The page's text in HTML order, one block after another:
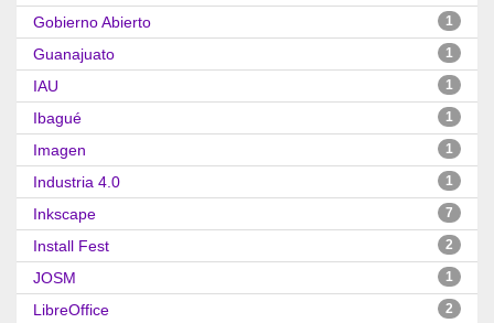
Gobierno Abierto 1
Guanajuato 1
IAU 1
Ibagué 1
Imagen 1
Industria 4.0 1
Inkscape 7
Install Fest 2
JOSM 1
LibreOffice 2